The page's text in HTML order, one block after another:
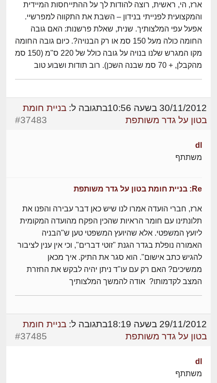
ארז, הי, ראשית, רוצה להודות לך על ההתייחסות המיידית
והמקצועית לפנייתי בנידון – השבת את התקווה למפרשיי.
אפעל עפי המלצותיך. שנית, שאלת פרשנות: האם גובה
החומה כולה מעל 150 סמ או רק הבנויה?. כיום גובה החומה
מקו המגרש שלנו בנויה על גובה כולל של 220 ס"מ (150 סמ
מהקבלן, + 70 סמ שבנה השכן). רוב תודות ושבוע טוב
30/11/2012 בשעה 10:56 בתגובה ל: בניית חומת
בטון על גדר משותפת
#37483
dl
משתתף
Re: בניית חומת בטון על גדר משותפת
ארז, חברי הועדה אמרו לנו שיש כאן דבר עבירה והפנו את
תלונתינו עם חומר הראיות שהכין הפקח מהועדה המקומית
ליועץ המשפטי. אלא שהיועץ המשפטי טען ש"הבניה
האמורה נופלת בגדר הגנת "זוטי דברים", וכי אין ענין לציבור
להגיש כתב אישום". הוא סגר את התיק. איך מכאן
ממשיכים? האם רק עם עו"ד ניתן יהיה לבקש את החזרת
המצב לקדמותו? אודה להמשך המלצותיך
29/11/2012 בשעה 18:19 בתגובה ל: בניית חומת
בטון על גדר משותפת
#37485
dl
משתתף